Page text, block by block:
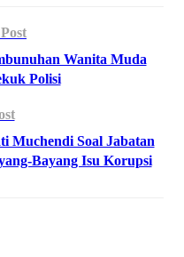
Wanita Muda
Polisi
Muchendi Soal Jabatan
Bayang Isu Korupsi